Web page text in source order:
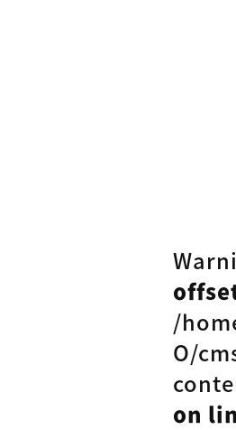
/
O/
on